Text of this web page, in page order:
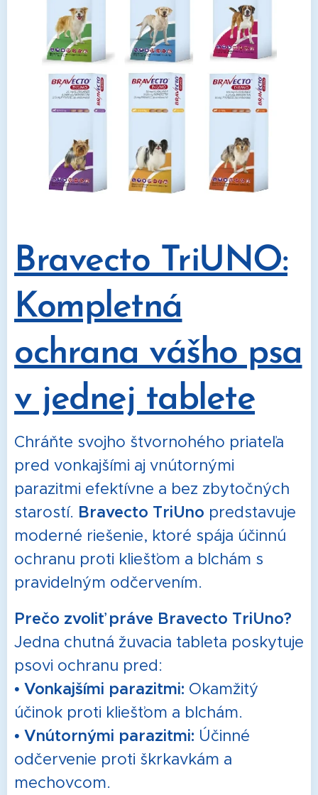
Bravecto TriUNO:
Kompletná
ochrana vášho psa
v jednej tablete
Chráňte svojho štvornohého priateľa
pred vonkajšími aj vnútornými
parazitmi efektívne a bez zbytočných
starostí. Bravecto TriUno predstavuje
moderné riešenie, ktoré spája účinnú
ochranu proti kliešťom a blchám s
pravidelným odčervením.
Prečo zvoliť práve Bravecto TriUno?
Jedna chutná žuvacia tableta poskytuje
psovi ochranu pred:
• Vonkajšími parazitmi: Okamžitý
účinok proti kliešťom a blchám.
• Vnútornými parazitmi: Účinné
odčervenie proti škrkavkám a
mechovcom.